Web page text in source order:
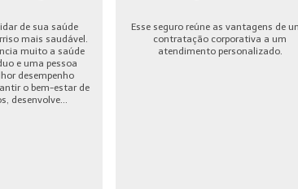
de sua saúde
mais saudável.
muito a saúde
e uma pessoa
desempenho
o bem-estar de
desenvolve...
Esse seguro reúne as vantagens de
contratação corporativa a um
atendimento personalizado.